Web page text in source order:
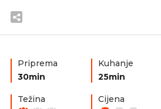
Priprema
30min
Kuhanje
25min
Težina Cijena